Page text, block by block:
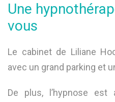
Une
vous
Le cabinet de Liliane
avec un grand parking et
De plus, l’hypnose